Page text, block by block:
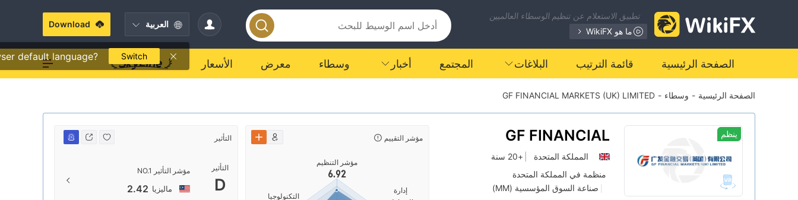
تطبيق الاستعلام عن تنظيم الوسطاء العالميين
ما هو WikiFX
العربية
default language? Switch
Download
الصفحة الرئيسية قائمة الترتيب البلاغات المجتمع أخبار وسطاء معرض الأسعار
الصفحة الرئيسية - وسطاء -
GF FINANCIAL MARKETS (UK) LIMITED
ينظم
0
1
2
4
0
2
GF FINANCIAL
MARKETS (UK)
LIMITED
المملكة المتحدة
+20 سنة
منظمة في المملكة المتحدة
صناعة السوق المؤسسية (MM)
مؤشر التقييم
مؤشر التنظيم
6.92
التكنولوجيا
إدارة
التأثير
التأثير
D
مؤشر التأثير NO.1
ماليزيا 2.42